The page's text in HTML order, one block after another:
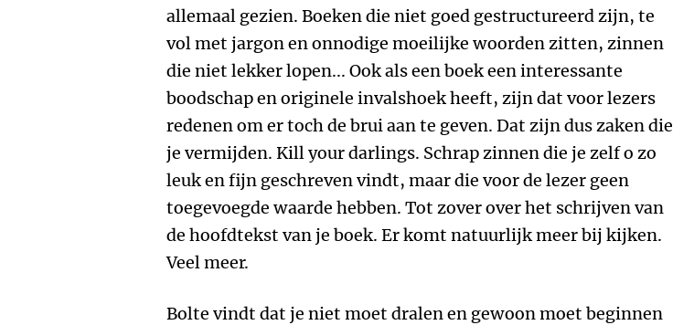
allemaal gezien. Boeken die niet goed gestructureerd zijn, te
vol met jargon en onnodige moeilijke woorden zitten, zinnen
die niet lekker lopen... Ook als een boek een interessante
boodschap en originele invalshoek heeft, zijn dat voor lezers
redenen om er toch de brui aan te geven. Dat zijn dus zaken die
je vermijden. Kill your darlings. Schrap zinnen die je zelf o zo
leuk en fijn geschreven vindt, maar die voor de lezer geen
toegevoegde waarde hebben. Tot zover over het schrijven van
de hoofdtekst van je boek. Er komt natuurlijk meer bij kijken.
Veel meer.
Bolte vindt dat je niet moet dralen en gewoon moet beginnen